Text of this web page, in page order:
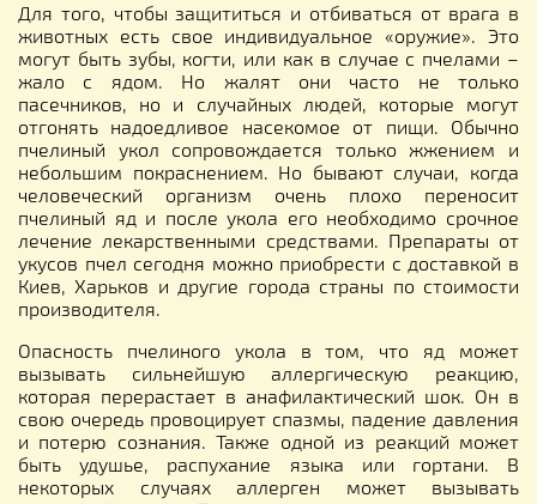
Для того, чтобы защититься и отбиваться от врага в
животных есть свое индивидуальное «оружие». Это
могут быть зубы, когти, или как в случае с пчелами –
жало с ядом. Но жалят они часто не только
пасечников, но и случайных людей, которые могут
отгонять надоедливое насекомое от пищи. Обычно
пчелиный укол сопровождается только жжением и
небольшим покраснением. Но бывают случаи, когда
человеческий организм очень плохо переносит
пчелиный яд и после укола его необходимо срочное
лечение лекарственными средствами. Препараты от
укусов пчел сегодня можно приобрести с доставкой в
Киев, Харьков и другие города страны по стоимости
производителя.
Опасность пчелиного укола в том, что яд может
вызывать сильнейшую аллергическую реакцию,
которая перерастает в анафилактический шок. Он в
свою очередь провоцирует спазмы, падение давления
и потерю сознания. Также одной из реакций может
быть удушье, распухание языка или гортани. В
некоторых случаях аллерген может вызывать